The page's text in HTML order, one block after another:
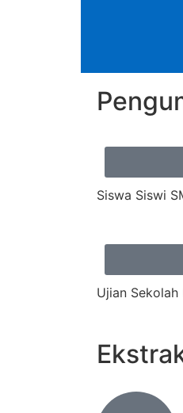
Siswa Siswi
Ujian Sekolah